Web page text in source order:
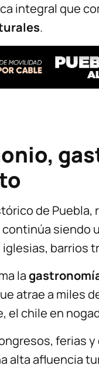
integral que
.
de Puebla,
continúa siendo
barrios
la
atrae a miles
el chile en
ferias
alta afluencia